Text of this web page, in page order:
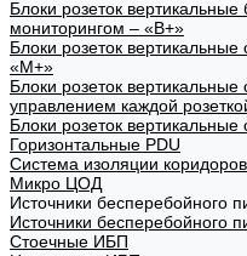
Блоки розеток
мониторингом – «В+»
Блоки розеток
«М+»
Блоки розеток
управлением каждой
Блоки розеток
Горизонтальные PDU
Система изоляции
Микро ЦОД
Источники бесперебойного
Источники бесперебойного
Стоечные ИБП